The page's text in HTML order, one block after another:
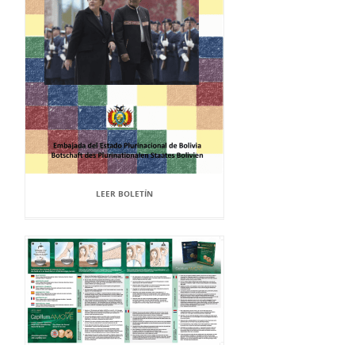
LEER BOLETÍN